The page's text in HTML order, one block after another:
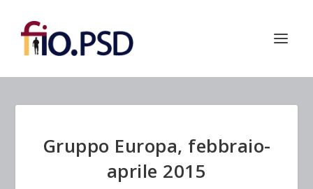
Gruppo Europa, febbraio-
aprile 2015